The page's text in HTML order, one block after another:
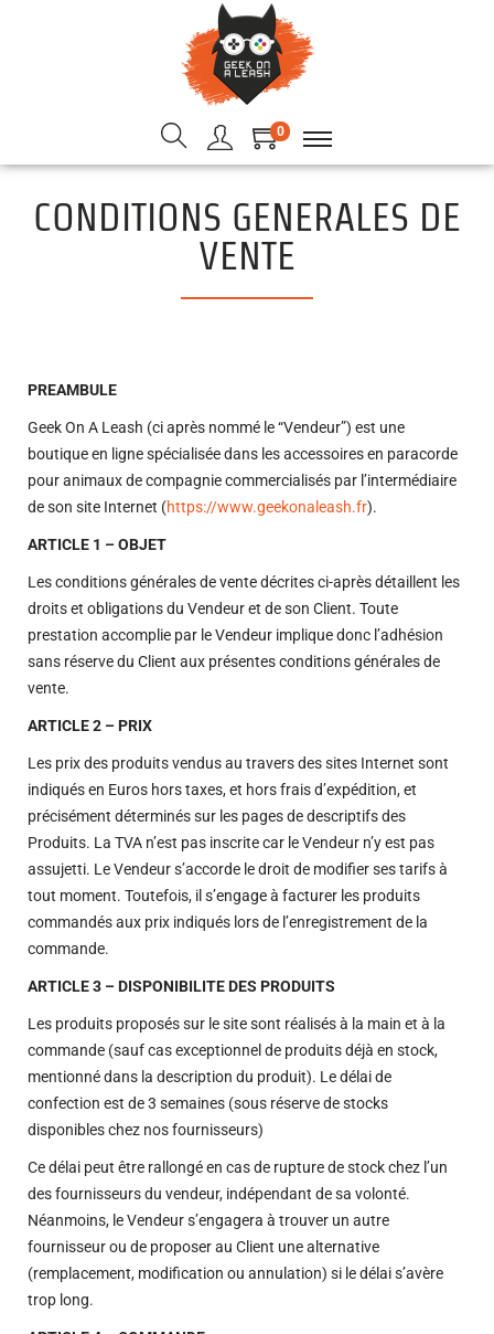
0
CONDITIONS GENERALES DE
VENTE
PREAMBULE
Geek On A Leash (ci après nommé le “Vendeur”) est une
boutique en ligne spécialisée dans les accessoires en paracorde
pour animaux de compagnie commercialisés par l’intermédiaire
de son site Internet (https://www.geekonaleash.fr).
ARTICLE 1 – OBJET
Les conditions générales de vente décrites ci-après détaillent les
droits et obligations du Vendeur et de son Client. Toute
prestation accomplie par le Vendeur implique donc l’adhésion
sans réserve du Client aux présentes conditions générales de
vente.
ARTICLE 2 – PRIX
Les prix des produits vendus au travers des sites Internet sont
indiqués en Euros hors taxes, et hors frais d’expédition, et
précisément déterminés sur les pages de descriptifs des
Produits. La TVA n’est pas inscrite car le Vendeur n’y est pas
assujetti. Le Vendeur s’accorde le droit de modifier ses tarifs à
tout moment. Toutefois, il s’engage à facturer les produits
commandés aux prix indiqués lors de l’enregistrement de la
commande.
ARTICLE 3 – DISPONIBILITE DES PRODUITS
Les produits proposés sur le site sont réalisés à la main et à la
commande (sauf cas exceptionnel de produits déjà en stock,
mentionné dans la description du produit). Le délai de
confection est de 3 semaines (sous réserve de stocks
disponibles chez nos fournisseurs)
Ce délai peut être rallongé en cas de rupture de stock chez l’un
des fournisseurs du vendeur, indépendant de sa volonté.
Néanmoins, le Vendeur s’engagera à trouver un autre
fournisseur ou de proposer au Client une alternative
(remplacement, modification ou annulation) si le délai s’avère
trop long.